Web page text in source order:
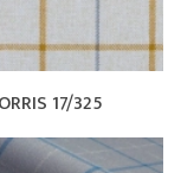
17/325